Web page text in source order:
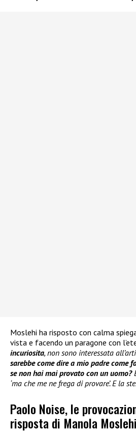
Moslehi ha risposto con calma
vista e facendo un paragone con
incuriosita, non sono interessata
sarebbe come dire a mio padre come
se non hai mai provato con un uomo?
‘ma che me ne frega di provare’. E la
Paolo Noise, le
risposta di Manola Moslehi